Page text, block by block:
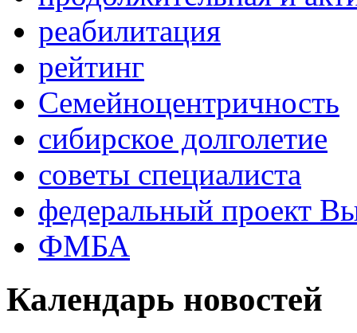
реабилитация
рейтинг
Семейноцентричность
сибирское долголетие
советы специалиста
федеральный проект
ФМБА
Календарь новостей